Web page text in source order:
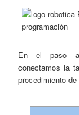
En el paso
conectamos la
procedimiento